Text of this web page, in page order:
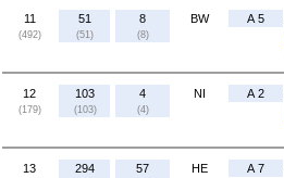
11
(492)
51
(51)
8
(8)
BW A 5
12
(179)
103
(103)
4
(4)
NI A 2
13 294 57 HE A 7